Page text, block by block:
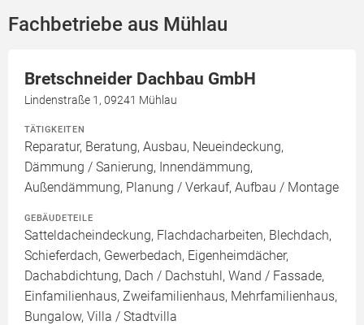
Fachbetriebe aus Mühlau
Bretschneider Dachbau GmbH
Lindenstraße 1, 09241 Mühlau
TÄTIGKEITEN
Reparatur, Beratung, Ausbau, Neueindeckung,
Dämmung / Sanierung, Innendämmung,
Außendämmung, Planung / Verkauf, Aufbau / Montage
GEBÄUDETEILE
Satteldacheindeckung, Flachdacharbeiten, Blechdach,
Schieferdach, Gewerbedach, Eigenheimdächer,
Dachabdichtung, Dach / Dachstuhl, Wand / Fassade,
Einfamilienhaus, Zweifamilienhaus, Mehrfamilienhaus,
Bungalow, Villa / Stadtvilla